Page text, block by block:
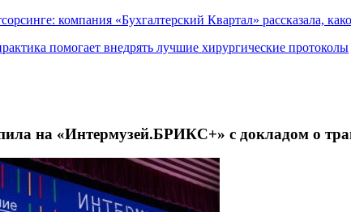
компания «Бухгалтерский Квартал» рассказала,
помогает внедрять лучшие хирургические протоколы
на «Интермузей.БРИКС+» с докладом о